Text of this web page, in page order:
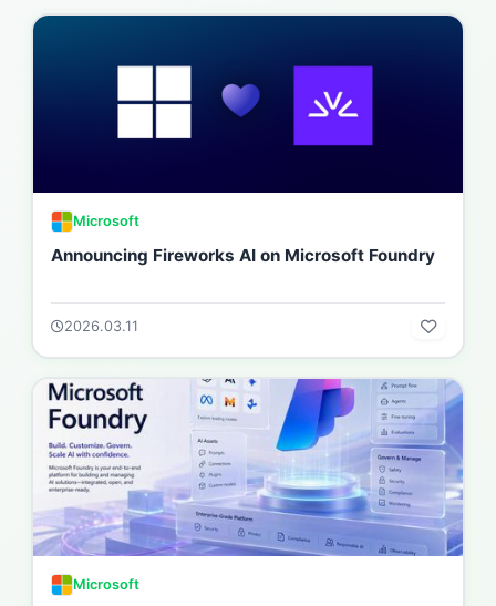
Microsoft
Announcing Fireworks AI on Microsoft Foundry
2026.03.11
Microsoft